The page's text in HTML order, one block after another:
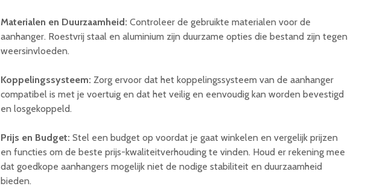
Materialen en Duurzaamheid: Controleer de gebruikte materialen voor de
aanhanger. Roestvrij staal en aluminium zijn duurzame opties die bestand zijn tegen
weersinvloeden.
Koppelingssysteem: Zorg ervoor dat het koppelingssysteem van de aanhanger
compatibel is met je voertuig en dat het veilig en eenvoudig kan worden bevestigd
en losgekoppeld.
Prijs en Budget: Stel een budget op voordat je gaat winkelen en vergelijk prijzen
en functies om de beste prijs-kwaliteitverhouding te vinden. Houd er rekening mee
dat goedkope aanhangers mogelijk niet de nodige stabiliteit en duurzaamheid
bieden.